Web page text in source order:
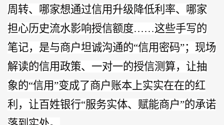
周转、哪家想通过信用升级降低利率、哪家
担心历史流水影响授信额度……这些手写的
笔记，是与商户坦诚沟通的“信用密码”；现场
解读的信用政策、一对一的授信测算，让抽
象的“信用”变成了商户账本上实实在在的红
利，让百姓银行“服务实体、赋能商户”的承诺